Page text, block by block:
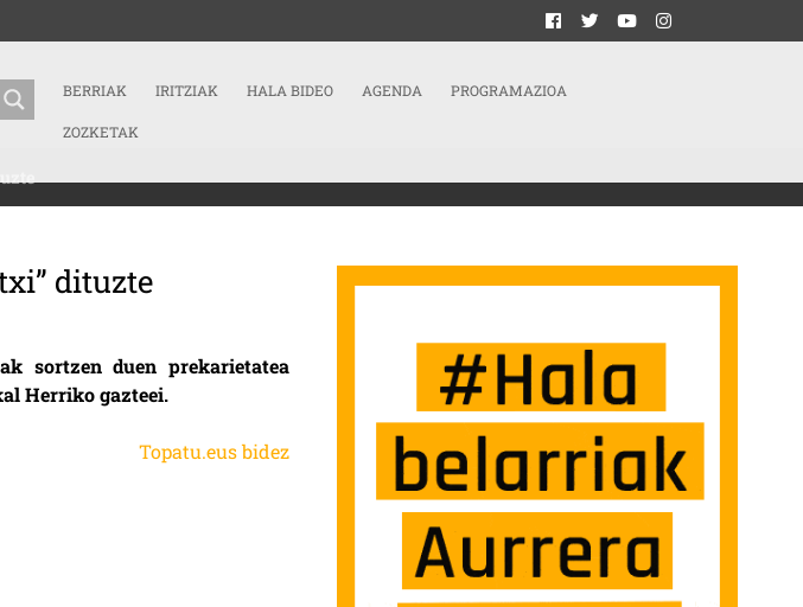
BERRIAK IRITZIAK HALA BIDEO AGENDA PROGRAMAZIOA
ZOZKETAK
dituzte
KIDEEK GASTEIZKO EL CORTE INGLESEN “ATEAK ITXI” DITUZTE SARRERAN
sortzen duen prekarietatea
Herriko gazteei.
Topatu.eus bidez